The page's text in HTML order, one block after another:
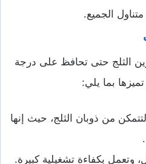
الجميع.
الثلج حتى تحافظ على درجة
بما يلي:
من ذوبان الثلج، حيث إنها
وتعمل بكفاءة تشغيلية كبيرة.